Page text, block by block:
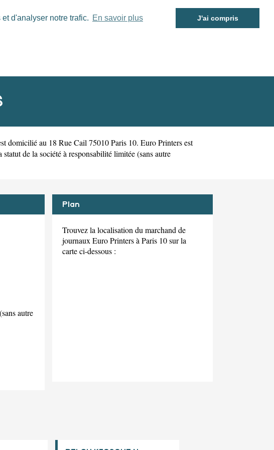
d'analyser notre trafic. En savoir plus J'ai compris
domicilié au 18 Rue Cail 75010 Paris 10. Euro Printers est
de la société à responsabilité limitée (sans autre
autre
Plan
Trouvez la localisation du marchand de
journaux Euro Printers à Paris 10 sur la
carte ci-dessous :